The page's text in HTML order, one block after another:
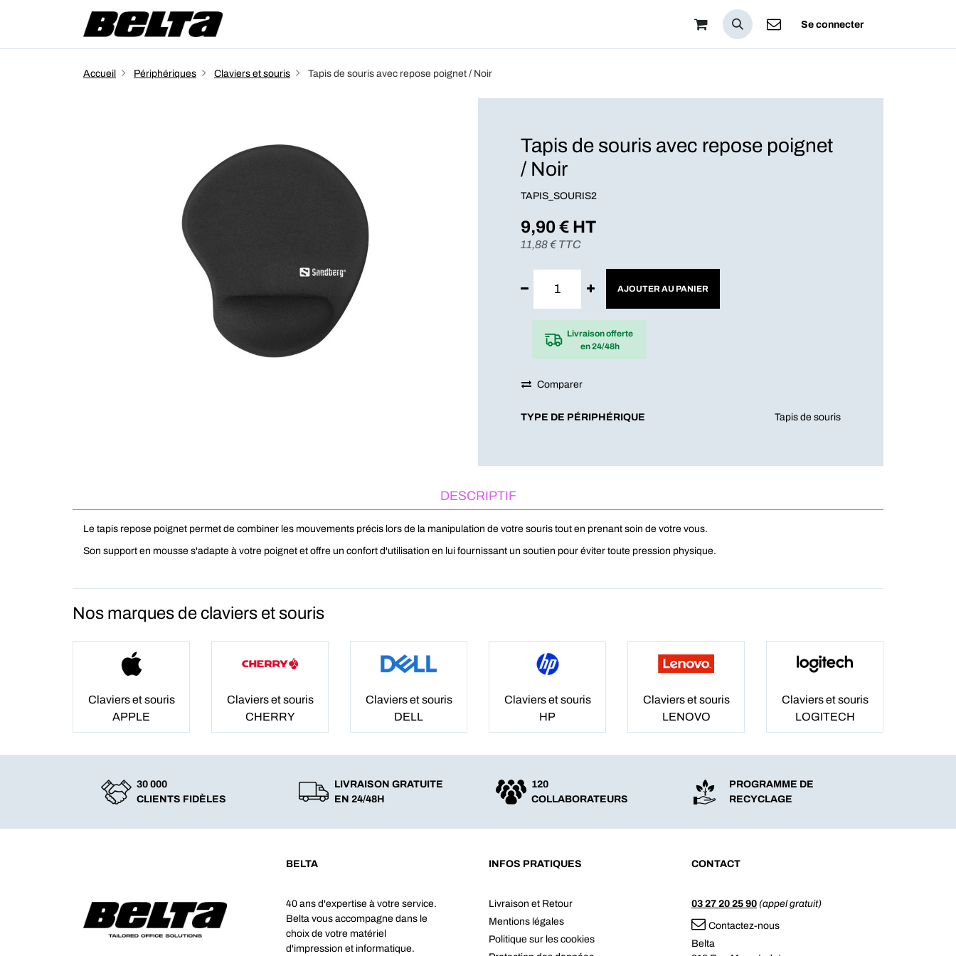
Se connecter
Accueil Périphériques Claviers et souris Tapis de souris avec repose poignet / Noir
Tapis de souris avec repose poignet
/ Noir
TAPIS_SOURIS2
9,90€ HT
11,88€ TTC
AJOUTER AU PANIER
Livraison offerte
en 24/48h
Comparer
TYPE DE PÉRIPHÉRIQUE Tapis de souris
DESCRIPTIF
Le tapis repose poignet permet de combiner les mouvements précis lors de la manipulation de votre souris tout en prenant soin de votre vous.
Son support en mousse s'adapte à votre poignet et offre un confort d'utilisation en lui fournissant un soutien pour éviter toute pression physique.
Nos marques de claviers et souris
Claviers et souris
APPLE
Claviers et souris
CHERRY
Claviers et souris
DELL
Claviers et souris
HP
Claviers et souris
LENOVO
Claviers et souris
LOGITECH
30 000
CLIENTS FIDÈLES
LIVRAISON GRATUITE
EN 24/48H
120
COLLABORATEURS
PROGRAMME DE
RECYCLAGE
BELTA
40 ans d'expertise à votre service.
Belta vous accompagne dans le
choix de votre matériel
d'impression et informatique.
INFOS PRATIQUES
Livraison et Retour
Mentions légales
Politique sur les cookies
CONTACT
03 27 20 25 90 (appel gratuit)
Contactez-nous
Belta